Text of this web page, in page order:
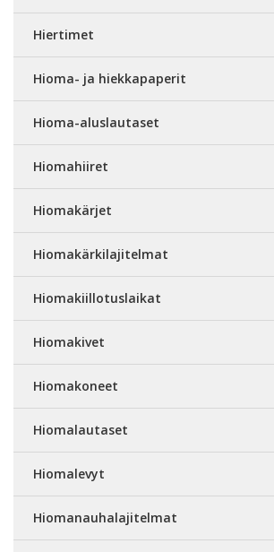
Hiertimet
Hioma- ja hiekkapaperit
Hioma-aluslautaset
Hiomahiiret
Hiomakärjet
Hiomakärkilajitelmat
Hiomakiillotuslaikat
Hiomakivet
Hiomakoneet
Hiomalautaset
Hiomalevyt
Hiomanauhalajitelmat